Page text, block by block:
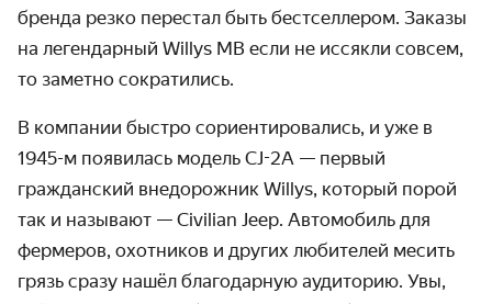
бренда резко перестал быть бестселлером. Заказы
на легендарный Willys MB если не иссякли совсем,
то заметно сократились.
В компании быстро сориентировались, и уже в
1945-м появилась модель CJ-2А — первый
гражданский внедорожник Willys, который порой
так и называют — Civilian Jeep. Автомобиль для
фермеров, охотников и других любителей месить
грязь сразу нашёл благодарную аудиторию. Увы,